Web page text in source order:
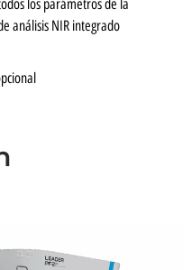
los parámetros de la
análisis NIR integrado